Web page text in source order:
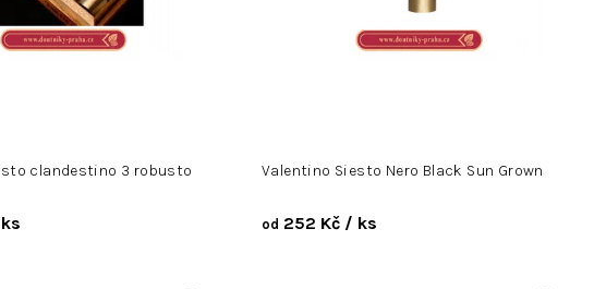
clandestino 3 robusto Valentino Siesto Nero Black Sun Grown
od 252 Kč / ks